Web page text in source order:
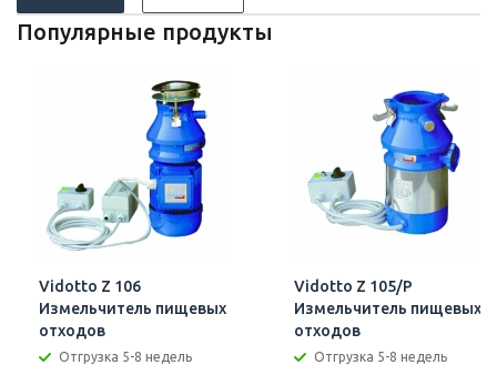
Популярные продукты
Vidotto Z 106
Измельчитель пищевых
отходов
Отгрузка 5-8 недель
Vidotto Z 105/P
Измельчитель пищевых
отходов
Отгрузка 5-8 недель